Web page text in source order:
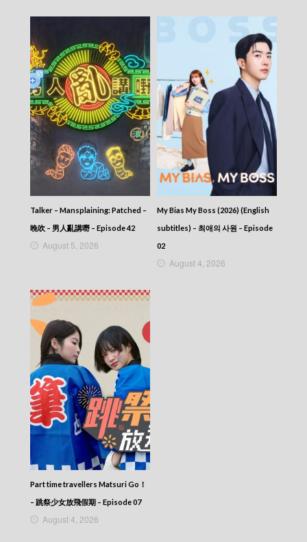
Talker – Mansplaining: Patched –
晚吹 – 男人亂講嘢 – Episode 42
August 5, 2026
My Bias My Boss (2026) (English
subtitles) – 최애의 사원 – Episode
02
August 4, 2026
Part time travellers Matsuri Go！
– 跳祭少女放飛假期 – Episode 07
August 4, 2026